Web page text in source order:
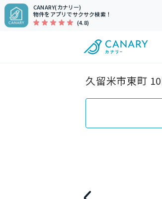
CANARY(カナリー)
物件をアプリでサクサク検索！
(4.8)
久留米市東町